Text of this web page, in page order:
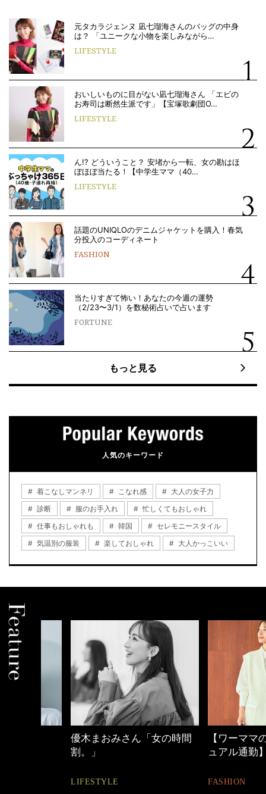
元タカラジェンヌ 凪七瑠海さんのバッグの中身
は？ 「ユニークな小物を楽しみながら…
LIFESTYLE
おいしいものに目がない凪七瑠海さん 「エビの
お寿司は断然生派です」【宝塚歌劇団O…
LIFESTYLE
ん!? どういうこと？ 安堵から一転、女の勘はほ
ぼほぼ当たる！【中学生ママ（40…
LIFESTYLE
話題のUNIQLOのデニムジャケットを購入！春気
分投入のコーディネート
FASHION
当たりすぎて怖い！あなたの今週の運勢
（2/23〜3/1）を数秘術占いで占います
FORTUNE
もっと見る
人気のキーワード
着こなしマンネリ こなれ感
大人の女子力
診断
服のお手入れ
忙しくてもおしゃれ
仕事もおしゃれも
韓国
セレモニースタイル
気温別の服装
楽しておしゃれ 大人かっこいい
優木まおみさん「女の時間
割。」
LIFESTYLE
【ワーママのきれ
ュアル通勤】
FASHION